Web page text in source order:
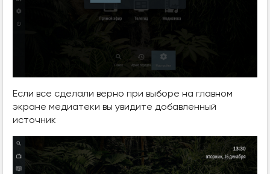
Если все сделали верно при выборе на главном
экране медиатеки вы увидите добавленный
источник